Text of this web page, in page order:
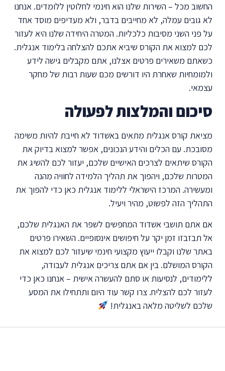
החשוב מכל – השירות שלנו הוא חינמי לחלוטין ללומדים. אנחנו
לא גובים עמלה, לא מחייבים בדבר, ולא מעדיפים מוסד אחד
על פני השני מסיבות כלכליות. המטרה היחידה שלנו היא לעזור
לכם למצוא את הקורס שיביא אתכם להצלחה בלימוד אנגלית.
כשאתם משאירים פרטים אצלנו, אתם מקבלים גישה לידע
ולמומחיות שאחרת היו דורשים מכם שעות רבות של מחקר
עצמאי.
סיכום והמלצות לפעולה
מציאת קורס אנגלית מתאים באשדוד לא חייבת להיות משימה
מסובכת. עם הכלים והידע הנכונים, אפשר למצוא בדיוק את
הקורס שיתאים לצרכים האישיים שלכם, יעזור לכם להשיג את
המטרות שלכם, ויהפוך את תהליך הלמידה לחוויה מהנה
ומעשירה. המרכז הישראלי ללימוד אנגלית כאן כדי להפוך את
התהליך הזה לפשוט, מהיר ויעיל.
אם אתם תושבי אשדוד המחפשים לשפר את האנגלית שלכם,
אל תבזבזו זמן יקר על חיפושים אינסופיים. השאירו פרטים
באתר שלנו וקבלו ייעוץ מקצועי חינמי שיעזור לכם למצוא את
הקורס המושלם. בין אם אתם צריכים אנגלית לעבודה,
ללימודים, לנסיעות או סתם להעשרה אישית – אנחנו כאן כדי
לעזור לכם להצליח. צרו קשר עוד היום ותתחילו את המסע
שלכם לשליטה מלאה באנגלית!